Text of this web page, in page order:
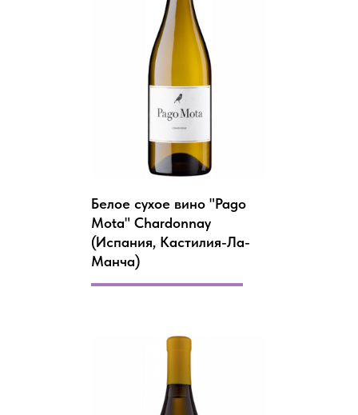
Белое сухое вино "Pago
Mota" Chardonnay
(Испания, Кастилия-Ла-
Манча)